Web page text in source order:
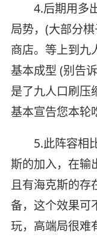
4.后期用多出
局势，(大部分
商店。等上到九
基本成型 (别告
是了九人口刷压
基本宣告您本轮
5.此阵容相比
斯的加入，在输
且有海克斯的存
备，这个效果可
玩，高端局很难